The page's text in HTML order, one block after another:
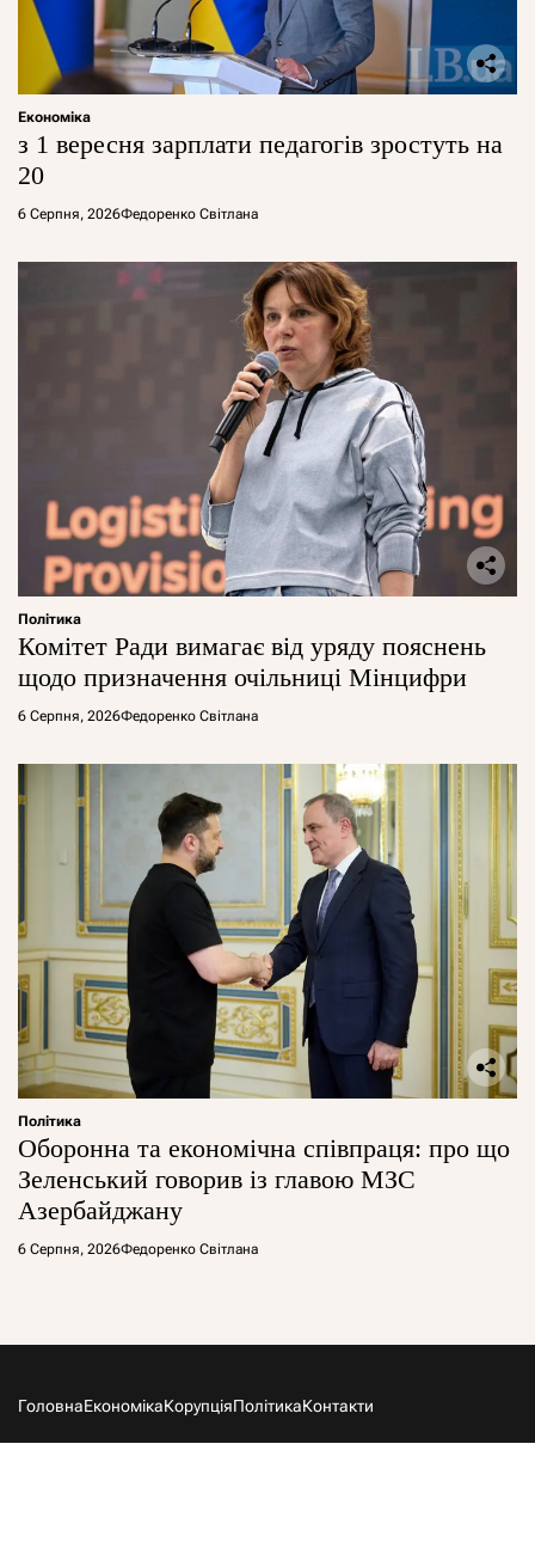
Економіка
з 1 вересня зарплати педагогів зростуть на
20
6 Серпня, 2026Федоренко Світлана
Політика
Комітет Ради вимагає від уряду пояснень
щодо призначення очільниці Мінцифри
6 Серпня, 2026Федоренко Світлана
Політика
Оборонна та економічна співпраця: про що
Зеленський говорив із главою МЗС
Азербайджану
6 Серпня, 2026Федоренко Світлана
ГоловнаЕкономікаКорупціяПолітикаКонтакти